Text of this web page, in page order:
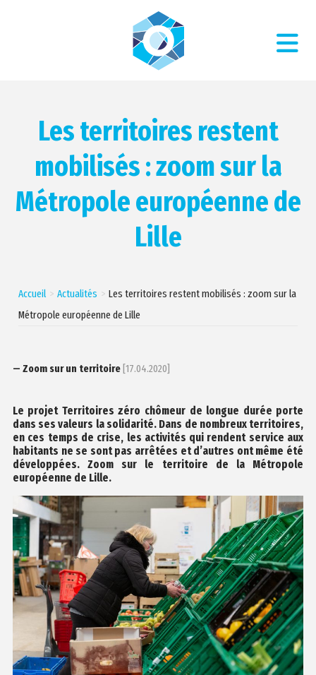
Les territoires restent
mobilisés : zoom sur la
Métropole européenne de
Lille
Accueil Actualités
Les territoires restent mobilisés : zoom sur la
Métropole européenne de Lille
— Zoom sur un territoire[17.04.2020]
Le projet Territoires zéro chômeur de longue durée porte
dans ses valeurs la solidarité. Dans de nombreux territoires,
en ces temps de crise, les activités qui rendent service aux
habitants ne se sont pas arrêtées et d’autres ont même été
développées. Zoom sur le territoire de la Métropole
européenne de Lille.